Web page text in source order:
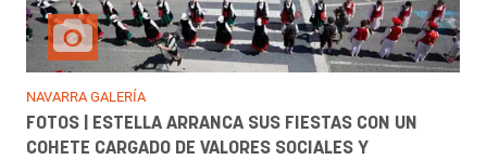
NAVARRA GALERÍA
FOTOS | ESTELLA ARRANCA SUS FIESTAS CON UN
COHETE CARGADO DE VALORES SOCIALES Y